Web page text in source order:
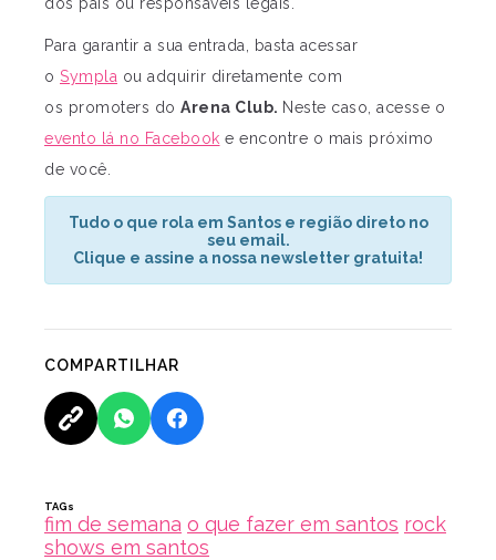
Para garantir a sua entrada, basta acessar
o Sympla ou adquirir diretamente com
os promoters do Arena Club. Neste caso, acesse o
evento lá no Facebook e encontre o mais próximo
de você.
Tudo o que rola em Santos e região direto no
seu email.
Clique e assine a nossa newsletter gratuita!
COMPARTILHAR
TAGs
fim de semana o que fazer em santos rock
shows em santos